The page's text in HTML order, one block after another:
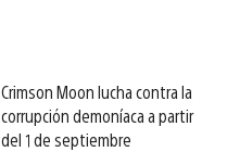
Crimson Moon lucha contra la
corrupción demoníaca a partir
del 1 de septiembre